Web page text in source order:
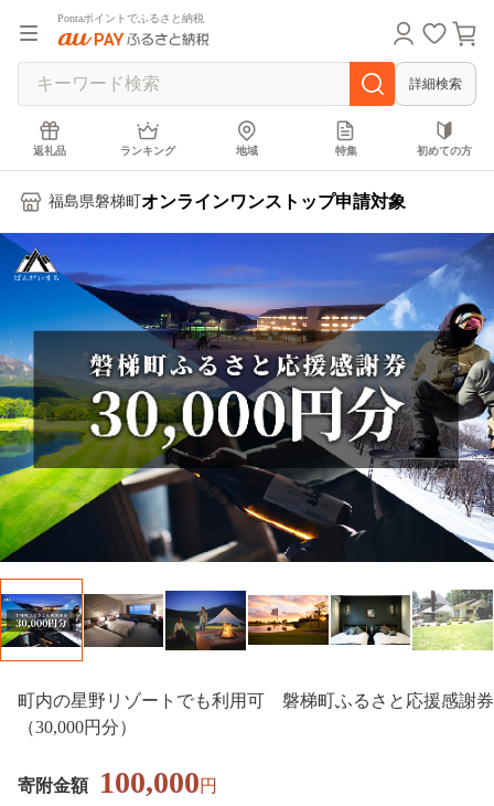
Pontaポイントでふるさと納税
詳細検索
返礼品 ランキング 地域 特集 初めての方
福島県磐梯町 オンラインワンストップ申請対象
町内の星野リゾートでも利用可 磐梯町ふるさと応援感謝券
（30,000円分）
寄附金額 100,000円